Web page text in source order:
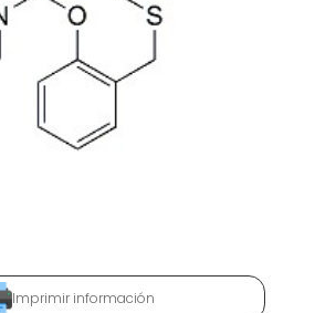
Imprimir información